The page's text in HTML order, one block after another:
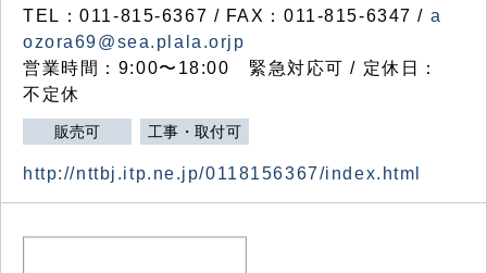
TEL：011-815-6367 / FAX：011-815-6347 / a
ozora69@sea.plala.orjp
営業時間：9:00〜18:00 緊急対応可 / 定休日：
不定休
販売可 工事・取付可
http://nttbj.itp.ne.jp/0118156367/index.html